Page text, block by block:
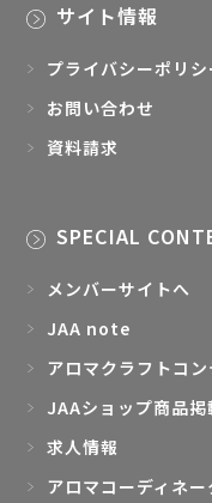
サイト情報
プライバシーポリシ
お問い合わせ
資料請求
SPECIAL
メンバーサイトへ
JAA note
アロマクラフトコン
JAAショップ商品掲
求人情報
アロマコーディネ